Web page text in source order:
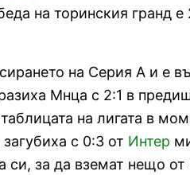
на торинския гранд
на Серия А и е
Мнца с 2:1 в
на лигата в
с 0:3 от Интер
си, за да вземат нещо